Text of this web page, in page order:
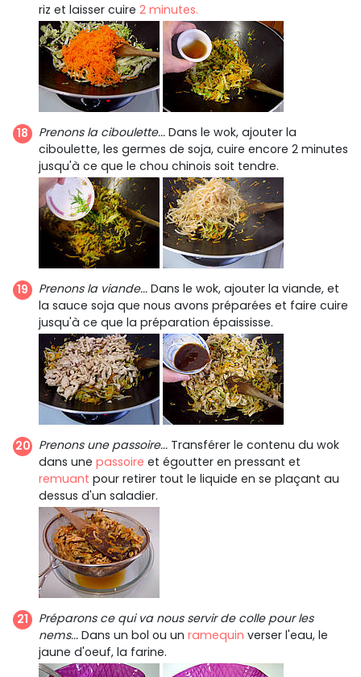
riz et laisser cuire 2 minutes.
Prenons la ciboulette... Dans le wok, ajouter la
ciboulette, les germes de soja, cuire encore 2 minutes
jusqu'à ce que le chou chinois soit tendre.
Prenons la viande... Dans le wok, ajouter la viande, et
la sauce soja que nous avons préparées et faire cuire
jusqu'à ce que la préparation épaississe.
Prenons une passoire... Transférer le contenu du wok
dans une passoire et égoutter en pressant et
remuant pour retirer tout le liquide en se plaçant au
dessus d'un saladier.
Préparons ce qui va nous servir de colle pour les
nems... Dans un bol ou un ramequin verser l'eau, le
jaune d'oeuf, la farine.